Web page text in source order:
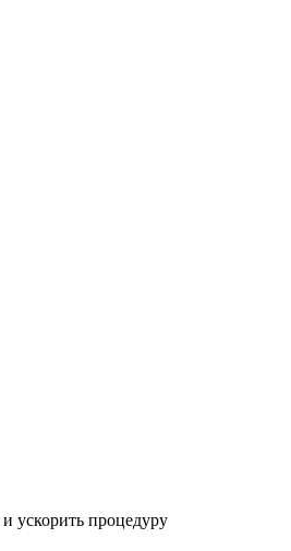
ускорить процедуру